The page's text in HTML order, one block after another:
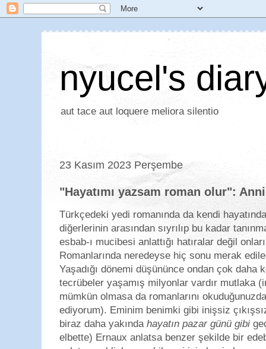
nyucel's
aut tace aut loquere meliora silentio
23 Kasım 2023 Perşembe
"Hayatımı yazsam roman olur":
Türkçedeki yedi romanında da kendi
diğerlerinin arasından sıyrılıp bu kadar
esbab-ı mucibesi anlattığı hatıralar değil
Romanlarında neredeyse hiç sonu merak
Yaşadığı dönemi düşününce ondan çok daha
tecrübeler yaşamış milyonlar vardır mutlaka
mümkün olmasa da romanlarını
ediyorum). Eminim benimki gibi inişsiz
biraz daha yakında hayatın pazar günü gibi
elbette) Ernaux anlatsa benzer şekilde bir